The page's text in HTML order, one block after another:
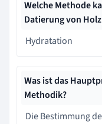
Welche Methode
Datierung von
Hydratation
Was ist das
Methodik?
Die Bestimmung